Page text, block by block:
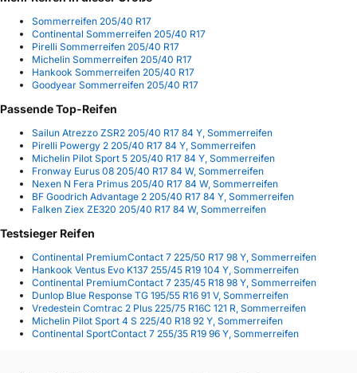
Sommerreifen 205/40 R17
Continental Sommerreifen 205/40 R17
Pirelli Sommerreifen 205/40 R17
Michelin Sommerreifen 205/40 R17
Hankook Sommerreifen 205/40 R17
Goodyear Sommerreifen 205/40 R17
Passende Top-Reifen
Sailun Atrezzo ZSR2 205/40 R17 84 Y, Sommerreifen
Pirelli Powergy 2 205/40 R17 84 Y, Sommerreifen
Michelin Pilot Sport 5 205/40 R17 84 Y, Sommerreifen
Fronway Eurus 08 205/40 R17 84 W, Sommerreifen
Nexen N Fera Primus 205/40 R17 84 W, Sommerreifen
BF Goodrich Advantage 2 205/40 R17 84 Y, Sommerreifen
Falken Ziex ZE320 205/40 R17 84 W, Sommerreifen
Testsieger Reifen
Continental PremiumContact 7 225/50 R17 98 Y, Sommerreifen
Hankook Ventus Evo K137 255/45 R19 104 Y, Sommerreifen
Continental PremiumContact 7 235/45 R18 98 Y, Sommerreifen
Dunlop Blue Response TG 195/55 R16 91 V, Sommerreifen
Vredestein Comtrac 2 Plus 225/75 R16C 121 R, Sommerreifen
Michelin Pilot Sport 4 S 225/40 R18 92 Y, Sommerreifen
Continental SportContact 7 255/35 R19 96 Y, Sommerreifen